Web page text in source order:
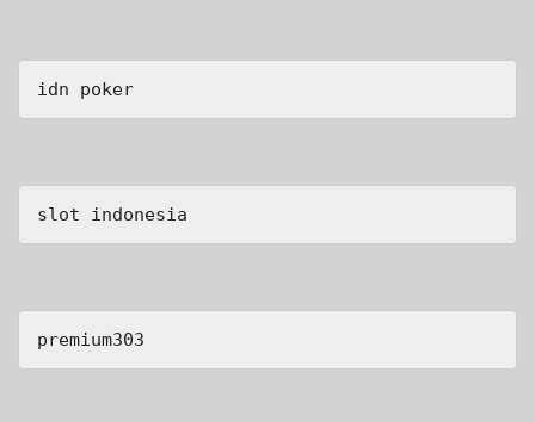
idn poker
slot indonesia
premium303